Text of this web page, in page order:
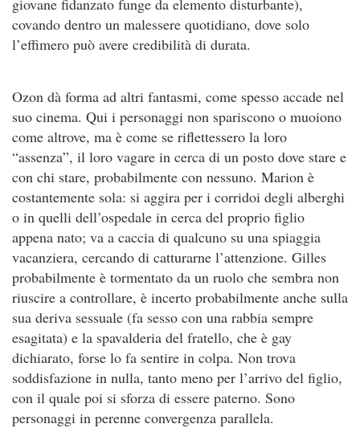
giovane fidanzato funge da elemento disturbante),
covando dentro un malessere quotidiano, dove solo
l’effimero può avere credibilità di durata.
Ozon dà forma ad altri fantasmi, come spesso accade nel
suo cinema. Qui i personaggi non spariscono o muoiono
come altrove, ma è come se riflettessero la loro
“assenza”, il loro vagare in cerca di un posto dove stare e
con chi stare, probabilmente con nessuno. Marion è
costantemente sola: si aggira per i corridoi degli alberghi
o in quelli dell’ospedale in cerca del proprio figlio
appena nato; va a caccia di qualcuno su una spiaggia
vacanziera, cercando di catturarne l’attenzione. Gilles
probabilmente è tormentato da un ruolo che sembra non
riuscire a controllare, è incerto probabilmente anche sulla
sua deriva sessuale (fa sesso con una rabbia sempre
esagitata) e la spavalderia del fratello, che è gay
dichiarato, forse lo fa sentire in colpa. Non trova
soddisfazione in nulla, tanto meno per l’arrivo del figlio,
con il quale poi si sforza di essere paterno. Sono
personaggi in perenne convergenza parallela.